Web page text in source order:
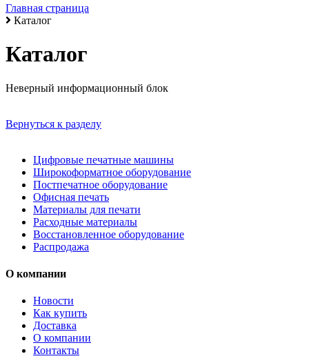
Главная страница
Каталог
Каталог
Неверный информационный блок
Вернуться к разделу
Цифровые печатные машины
Широкоформатное оборудование
Постпечатное оборудование
Офисная печать
Материалы для печати
Расходные материалы
Восстановленное оборудование
Распродажа
О компании
Новости
Как купить
Доставка
О компании
Контакты